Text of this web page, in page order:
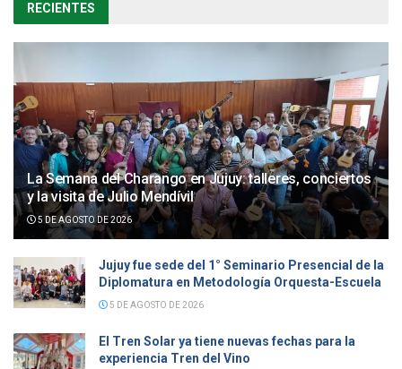
RECIENTES
La Semana del Charango en Jujuy: talleres, conciertos
y la visita de Julio Mendívil
5 DE AGOSTO DE 2026
Jujuy fue sede del 1° Seminario Presencial de la
Diplomatura en Metodología Orquesta-Escuela
5 DE AGOSTO DE 2026
El Tren Solar ya tiene nuevas fechas para la
experiencia Tren del Vino